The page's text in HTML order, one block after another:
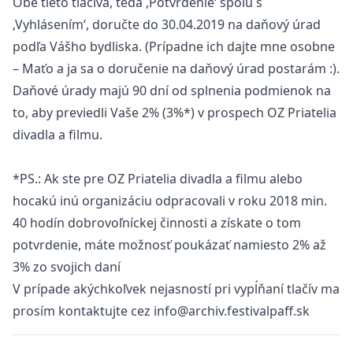
‚Vyhlásením‘, doručte do 30.04.2019 na daňový úrad
podľa Vášho bydliska. (Prípadne ich dajte mne osobne
– Maťo a ja sa o doručenie na daňový úrad postarám :).
Daňové úrady majú 90 dní od splnenia podmienok na
to, aby previedli Vaše 2% (3%*) v prospech OZ Priatelia
divadla a filmu.
*PS.: Ak ste pre OZ Priatelia divadla a filmu alebo
hocakú inú organizáciu odpracovali v roku 2018 min.
40 hodín dobrovoľníckej činnosti a získate o tom
potvrdenie, máte možnosť poukázať namiesto 2% až
3% zo svojich daní
V prípade akýchkoľvek nejasností pri vypĺňaní tlačív ma
prosím kontaktujte cez info@archiv.festivalpaff.sk